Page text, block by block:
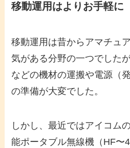
移動運用はよりお手軽に
移動運用は昔からアマチュ
気がある分野の一つでした
などの機材の運搬や電源（
の準備が大変でした。
しかし、最近ではアイコム
能ポータブル無線機（HF〜